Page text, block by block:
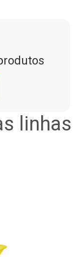
linhas